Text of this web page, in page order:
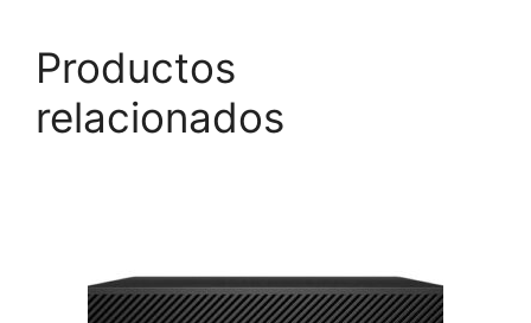
Productos
relacionados